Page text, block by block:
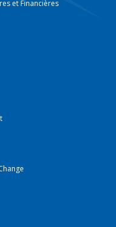
et Financières